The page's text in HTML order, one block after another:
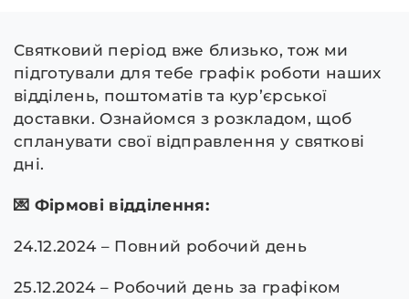
Святковий період вже близько, тож ми
підготували для тебе графік роботи наших
відділень, поштоматів та кур’єрської
доставки. Ознайомся з розкладом, щоб
спланувати свої відправлення у святкові
дні.
💌 Фірмові відділення:
24.12.2024 – Повний робочий день
25.12.2024 – Робочий день за графіком